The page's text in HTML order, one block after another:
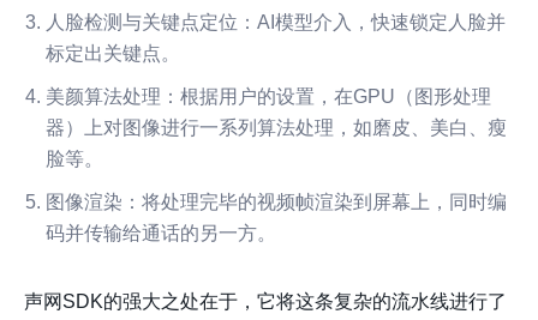
人脸检测与关键点定位 ：AI模型介入，快速锁定人脸并
标定出关键点。
美颜算法处理 ：根据用户的设置，在GPU（图形处理
器）上对图像进行一系列算法处理，如磨皮、美白、瘦
脸等。
图像渲染 ：将处理完毕的视频帧渲染到屏幕上，同时编
码并传输给通话的另一方。
声网SDK的强大之处在于，它将这条复杂的流水线进行了